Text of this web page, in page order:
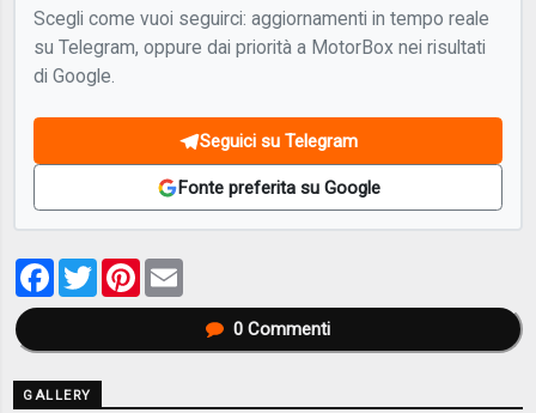
Scegli come vuoi seguirci: aggiornamenti in tempo reale
su Telegram, oppure dai priorità a MotorBox nei risultati
di Google.
Seguici su Telegram
Fonte preferita su Google
Facebook
TwitterPinterest
0Commenti
GALLERY